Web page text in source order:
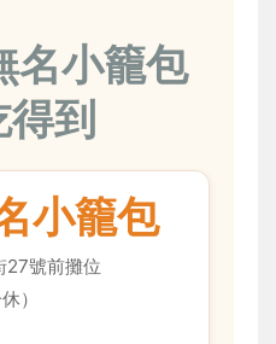
名小籠包
得到
小籠包
27號前攤位
）